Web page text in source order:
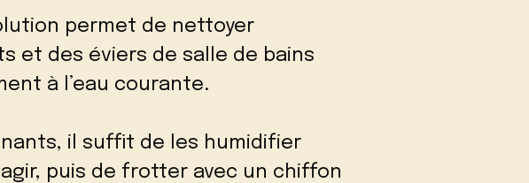
permet de nettoyer
et des éviers de salle de bains
à l’eau courante.
il suffit de les humidifier
puis de frotter avec un chiffon